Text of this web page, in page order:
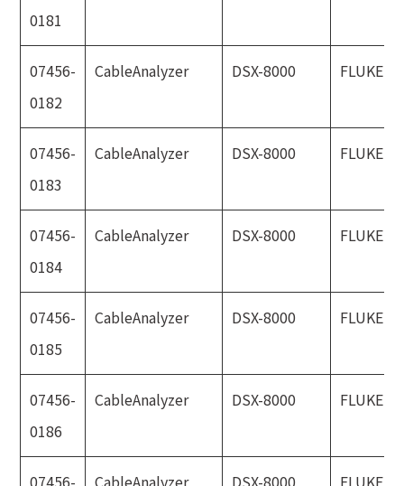
0181
07456-
0182
CableAnalyzer DSX-8000 FLUKE
07456-
0183
CableAnalyzer DSX-8000 FLUKE
07456-
0184
CableAnalyzer DSX-8000 FLUKE
07456-
0185
CableAnalyzer DSX-8000 FLUKE
07456-
0186
CableAnalyzer DSX-8000 FLUKE
07456-
CableAnalyzer DSX-8000 FLUKE